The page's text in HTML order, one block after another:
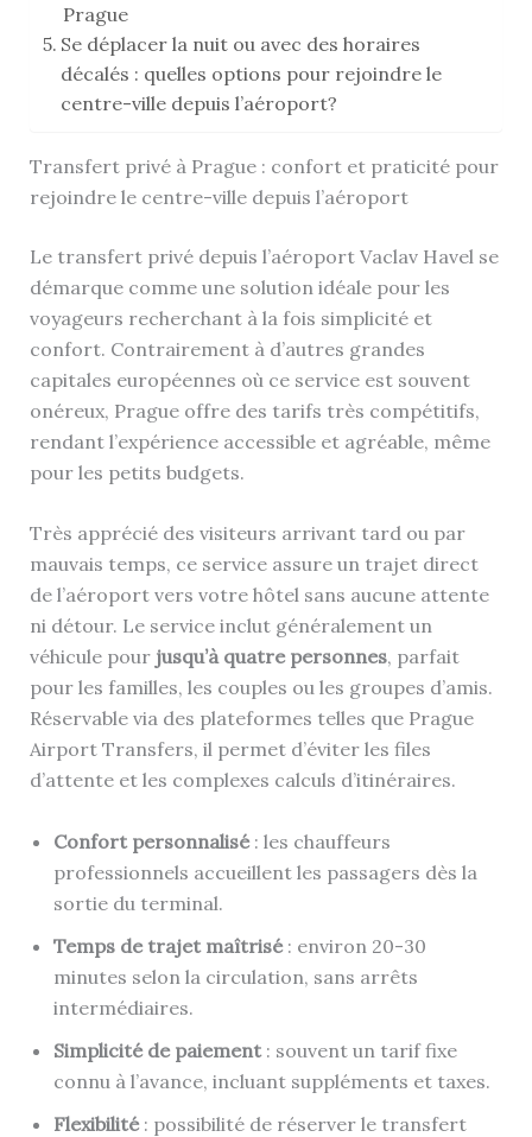
Prague
Se déplacer la nuit ou avec des horaires
décalés : quelles options pour rejoindre le
centre-ville depuis l’aéroport?
Transfert privé à Prague : confort et praticité pour
rejoindre le centre-ville depuis l’aéroport
Le transfert privé depuis l’aéroport Vaclav Havel se
démarque comme une solution idéale pour les
voyageurs recherchant à la fois simplicité et
confort. Contrairement à d’autres grandes
capitales européennes où ce service est souvent
onéreux, Prague offre des tarifs très compétitifs,
rendant l’expérience accessible et agréable, même
pour les petits budgets.
Très apprécié des visiteurs arrivant tard ou par
mauvais temps, ce service assure un trajet direct
de l’aéroport vers votre hôtel sans aucune attente
ni détour. Le service inclut généralement un
véhicule pour jusqu’à quatre personnes, parfait
pour les familles, les couples ou les groupes d’amis.
Réservable via des plateformes telles que Prague
Airport Transfers, il permet d’éviter les files
d’attente et les complexes calculs d’itinéraires.
Confort personnalisé: les chauffeurs
professionnels accueillent les passagers dès la
sortie du terminal.
Temps de trajet maîtrisé: environ 20-30
minutes selon la circulation, sans arrêts
intermédiaires.
Simplicité de paiement: souvent un tarif fixe
connu à l’avance, incluant suppléments et taxes.
Flexibilité: possibilité de réserver le transfert